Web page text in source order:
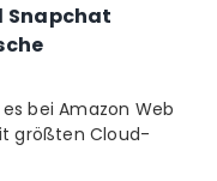
Snapchat
bei Amazon Web
größten Cloud-